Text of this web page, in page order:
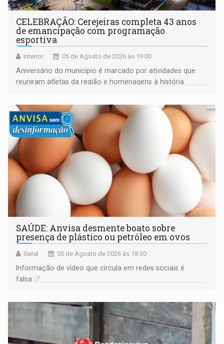
CELEBRAÇÃO: Cerejeiras completa 43 anos
de emancipação com programação
esportiva
Interior 05 de Agosto de 2026 às 19:00
Aniversário do município é marcado por atividades que
reuniram atletas da região e homenagens à história
SAÚDE: Anvisa desmente boato sobre
presença de plástico ou petróleo em ovos
Geral 05 de Agosto de 2026 às 18:30
Informação de vídeo que circula em redes sociais é
falsa